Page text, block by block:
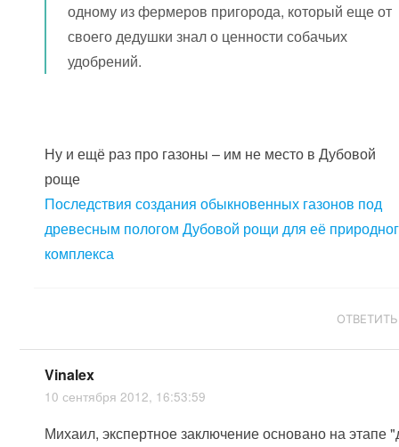
одному из фермеров пригорода, который еще от
своего дедушки знал о ценности собачьих
удобрений.
Ну и ещё раз про газоны – им не место в Дубовой
роще
Последствия создания обыкновенных газонов под
древесным пологом Дубовой рощи для её
комплекса
ОТВЕТИТЬ
Vinalex
10 сентября 2012, 16:53:59
Михаил, экспертное заключение основано на этапе